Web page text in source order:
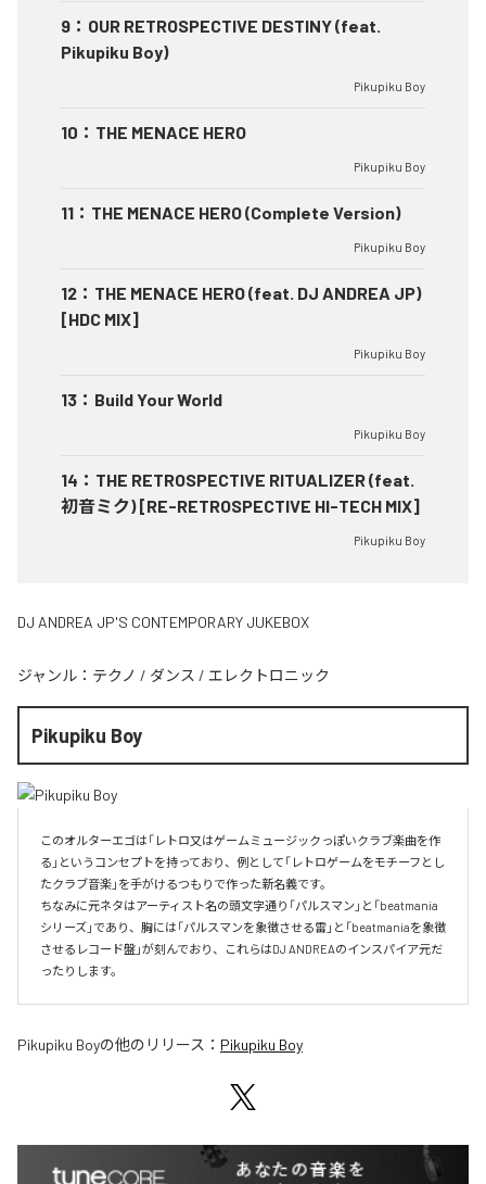
9 ： OUR RETROSPECTIVE DESTINY (feat.
Pikupiku Boy)
Pikupiku Boy
10 ： THE MENACE HERO
Pikupiku Boy
11 ： THE MENACE HERO (Complete Version)
Pikupiku Boy
12 ： THE MENACE HERO (feat. DJ ANDREA JP)
[HDC MIX]
Pikupiku Boy
13 ： Build Your World
Pikupiku Boy
14 ： THE RETROSPECTIVE RITUALIZER (feat.
初音ミク) [RE-RETROSPECTIVE HI-TECH MIX]
Pikupiku Boy
DJ ANDREA JP'S CONTEMPORARY JUKEBOX
ジャンル： テクノ / ダンス / エレクトロニック
Pikupiku Boy
このオルターエゴは「レトロ又はゲームミュージックっぽいクラブ楽曲を作
る」というコンセプトを持っており、例として「レトロゲームをモチーフとし
たクラブ音楽」を手がけるつもりで作った新名義です。
ちなみに元ネタはアーティスト名の頭文字通り「パルスマン」と「beatmania
シリーズ」であり、胸には「パルスマンを象徴させる雷」と「beatmaniaを象徴
させるレコード盤」が刻んでおり、これらはDJ ANDREAのインスパイア元だ
ったりします。
Pikupiku Boyの他のリリース： Pikupiku Boy